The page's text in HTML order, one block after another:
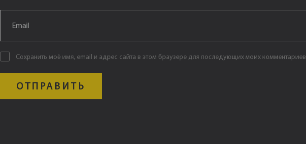
Email*
Сохранить моё имя, email и адрес сайта в этом браузере для последующих моих